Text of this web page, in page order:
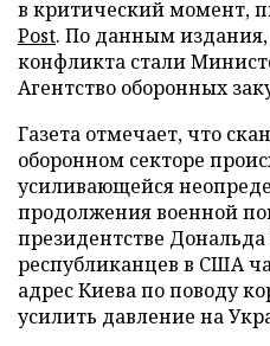
в критический момент,
Post. По данным
конфликта стали
Агентство оборонных
Газета отмечает, что
оборонном секторе
усиливающейся
продолжения военной
президентстве
республиканцев в США
адрес Киева по поводу
усилить давление на